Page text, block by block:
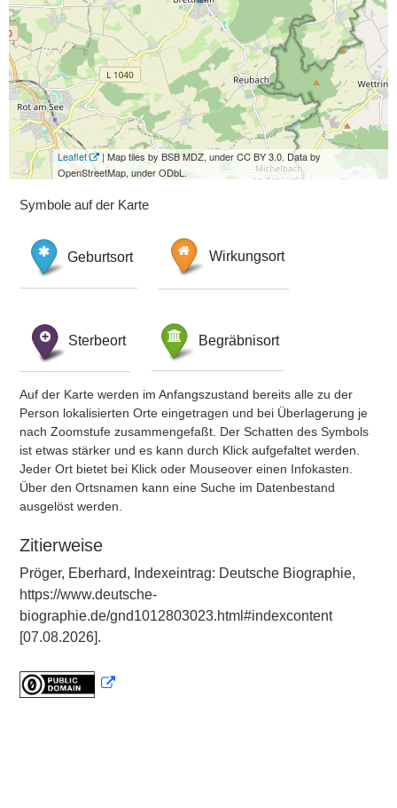
Leaflet
| Map tiles by BSB MDZ, under CC BY 3.0. Data by
OpenStreetMap, under ODbL.
Symbole auf der Karte
Geburtsort Wirkungsort
Sterbeort Begräbnisort
Auf der Karte werden im Anfangszustand bereits alle zu der
Person lokalisierten Orte eingetragen und bei Überlagerung je
nach Zoomstufe zusammengefaßt. Der Schatten des Symbols
ist etwas stärker und es kann durch Klick aufgefaltet werden.
Jeder Ort bietet bei Klick oder Mouseover einen Infokasten.
Über den Ortsnamen kann eine Suche im Datenbestand
ausgelöst werden.
Zitierweise
Pröger, Eberhard, Indexeintrag: Deutsche Biographie,
https://www.deutsche-
biographie.de/gnd1012803023.html#indexcontent
[07.08.2026].